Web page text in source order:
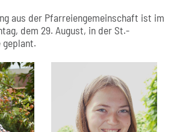
aus der Pfarreiengemeinschaft ist im
dem 29. August, in der St.-